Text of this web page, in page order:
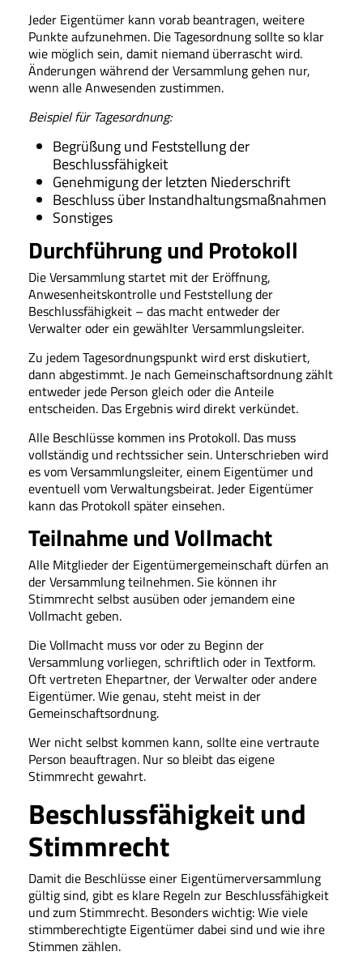
Jeder Eigentümer kann vorab beantragen, weitere
Punkte aufzunehmen. Die Tagesordnung sollte so klar
wie möglich sein, damit niemand überrascht wird.
Änderungen während der Versammlung gehen nur,
wenn alle Anwesenden zustimmen.
Beispiel für Tagesordnung:
Begrüßung und Feststellung der
Beschlussfähigkeit
Genehmigung der letzten Niederschrift
Beschluss über Instandhaltungsmaßnahmen
Sonstiges
Durchführung und Protokoll
Die Versammlung startet mit der Eröffnung,
Anwesenheitskontrolle und Feststellung der
Beschlussfähigkeit – das macht entweder der
Verwalter oder ein gewählter Versammlungsleiter.
Zu jedem Tagesordnungspunkt wird erst diskutiert,
dann abgestimmt. Je nach Gemeinschaftsordnung zählt
entweder jede Person gleich oder die Anteile
entscheiden. Das Ergebnis wird direkt verkündet.
Alle Beschlüsse kommen ins Protokoll. Das muss
vollständig und rechtssicher sein. Unterschrieben wird
es vom Versammlungsleiter, einem Eigentümer und
eventuell vom Verwaltungsbeirat. Jeder Eigentümer
kann das Protokoll später einsehen.
Teilnahme und Vollmacht
Alle Mitglieder der Eigentümergemeinschaft dürfen an
der Versammlung teilnehmen. Sie können ihr
Stimmrecht selbst ausüben oder jemandem eine
Vollmacht geben.
Die Vollmacht muss vor oder zu Beginn der
Versammlung vorliegen, schriftlich oder in Textform.
Oft vertreten Ehepartner, der Verwalter oder andere
Eigentümer. Wie genau, steht meist in der
Gemeinschaftsordnung.
Wer nicht selbst kommen kann, sollte eine vertraute
Person beauftragen. Nur so bleibt das eigene
Stimmrecht gewahrt.
Beschlussfähigkeit und
Stimmrecht
Damit die Beschlüsse einer Eigentümerversammlung
gültig sind, gibt es klare Regeln zur Beschlussfähigkeit
und zum Stimmrecht. Besonders wichtig: Wie viele
stimmberechtigte Eigentümer dabei sind und wie ihre
Stimmen zählen.